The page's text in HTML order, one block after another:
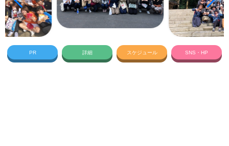
PR 詳細 スケジュール SNS・HP